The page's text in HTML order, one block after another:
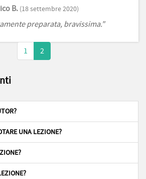
B. (18 settembre 2020)
preparata, bravissima."
1 2
UNA LEZIONE?